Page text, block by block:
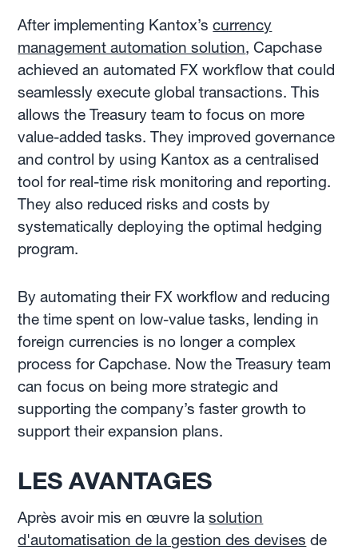
After implementing Kantox’scurrency
management automation solution, Capchase
achieved an automated FX workflow that could
seamlessly execute global transactions. This
allows the Treasury team to focus on more
value-added tasks. They improved governance
and control by using Kantox as a centralised
tool for real-time risk monitoring and reporting.
They also reduced risks and costs by
systematically deploying the optimal hedging
program.
By automating their FX workflow and reducing
the time spent on low-value tasks, lending in
foreign currencies is no longer a complex
process for Capchase. Now the Treasury team
can focus on being more strategic and
supporting the company’s faster growth to
support their expansion plans.
LES AVANTAGES
Après avoir mis en œuvre lasolution
d'automatisation de la gestion des devises de